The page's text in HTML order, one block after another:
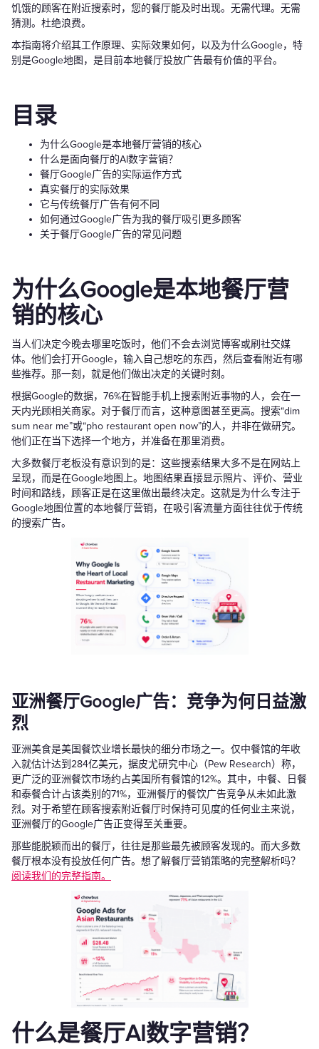
饥饿的顾客在附近搜索时，您的餐厅能及时出现。无需代理。无需
猜测。杜绝浪费。
本指南将介绍其工作原理、实际效果如何，以及为什么Google，特
别是Google地图，是目前本地餐厅投放广告最有价值的平台。
目录
为什么Google是本地餐厅营销的核心
什么是面向餐厅的AI数字营销？
餐厅Google广告的实际运作方式
真实餐厅的实际效果
它与传统餐厅广告有何不同
如何通过Google广告为我的餐厅吸引更多顾客
关于餐厅Google广告的常见问题
为什么Google是本地餐厅营
销的核心
当人们决定今晚去哪里吃饭时，他们不会去浏览博客或刷社交媒
体。他们会打开Google，输入自己想吃的东西，然后查看附近有哪
些推荐。那一刻，就是他们做出决定的关键时刻。
根据Google的数据，76%在智能手机上搜索附近事物的人，会在一
天内光顾相关商家。对于餐厅而言，这种意图甚至更高。搜索“dim
sum near me”或“pho restaurant open now”的人，并非在做研究。
他们正在当下选择一个地方，并准备在那里消费。
大多数餐厅老板没有意识到的是：这些搜索结果大多不是在网站上
呈现，而是在Google地图上。地图结果直接显示照片、评价、营业
时间和路线，顾客正是在这里做出最终决定。这就是为什么专注于
Google地图位置的本地餐厅营销，在吸引客流量方面往往优于传统
的搜索广告。
亚洲餐厅Google广告：竞争为何日益激
烈
亚洲美食是美国餐饮业增长最快的细分市场之一。仅中餐馆的年收
入就估计达到284亿美元，据皮尤研究中心（Pew Research）称，
更广泛的亚洲餐饮市场约占美国所有餐馆的12%。其中，中餐、日餐
和泰餐合计占该类别的71%，亚洲餐厅的餐饮广告竞争从未如此激
烈。对于希望在顾客搜索附近餐厅时保持可见度的任何业主来说，
亚洲餐厅的Google广告正变得至关重要。
那些能脱颖而出的餐厅，往往是那些最先被顾客发现的。而大多数
餐厅根本没有投放任何广告。想了解餐厅营销策略的完整解析吗？
阅读我们的完整指南。
什么是餐厅AI数字营销？